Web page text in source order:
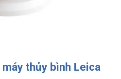
máy thủy bình Leica